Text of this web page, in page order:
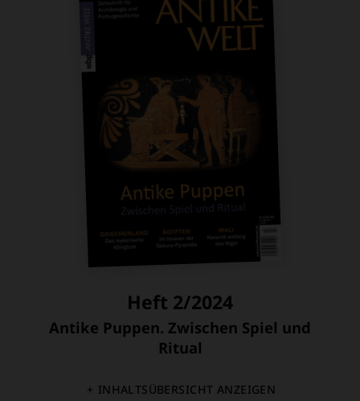
Heft 2/2024
:
Antike Puppen. Zwischen Spiel und
Ritual
INHALTSÜBERSICHT ANZEIGEN